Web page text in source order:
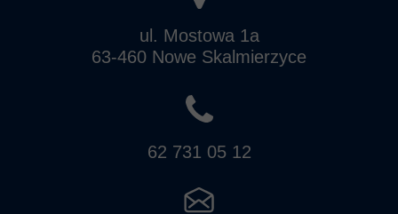
ul. Mostowa 1a
63-460 Nowe Skalmierzyce
62 731 05 12